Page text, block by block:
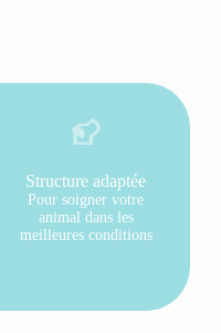
Structure adaptée
Pour soigner votre
animal dans les
meilleures conditions